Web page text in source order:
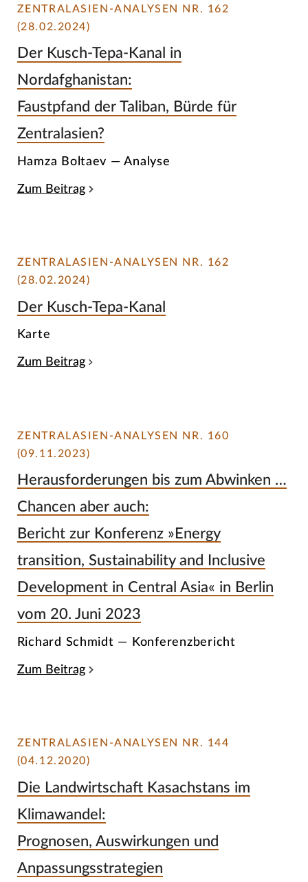
ZENTRALASIEN-ANALYSEN NR. 162
(28.02.2024)
Der Kusch-Tepa-Kanal in
Nordafghanistan:
Faustpfand der Taliban, Bürde für
Zentralasien?
Hamza Boltaev — Analyse
Zum Beitrag
ZENTRALASIEN-ANALYSEN NR. 162
(28.02.2024)
Der Kusch-Tepa-Kanal
Karte
Zum Beitrag
ZENTRALASIEN-ANALYSEN NR. 160
(09.11.2023)
Herausforderungen bis zum Abwinken …
Chancen aber auch:
Bericht zur Konferenz »Energy
transition, Sustainability and Inclusive
Development in Central Asia« in Berlin
vom 20. Juni 2023
Richard Schmidt — Konferenzbericht
Zum Beitrag
ZENTRALASIEN-ANALYSEN NR. 144
(04.12.2020)
Die Landwirtschaft Kasachstans im
Klimawandel:
Prognosen, Auswirkungen und
Anpassungsstrategien